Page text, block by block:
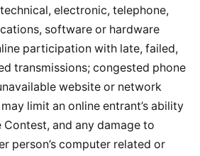
electronic, telephone,
software or hardware
participation with late, failed,
transmissions; congested phone
website or network
limit an online entrant’s ability
and any damage to
person’s computer related or